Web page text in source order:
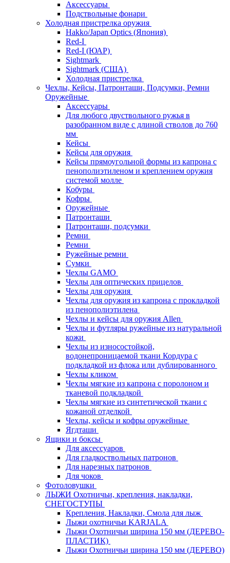
Аксессуары
Подствольные фонари
Холодная пристрелка оружия
Hakko/Japan Optics (Япония)
Red-I
Red-I (ЮАР)
Sightmark
Sightmark (США)
Холодная пристрелка
Чехлы, Кейсы, Патронташи, Подсумки, Ремни
Оружейные
Аксессуары
Для любого двуствольного ружья в
разобранном виде с длиной стволов до 760
мм
Кейсы
Кейсы для оружия
Кейсы прямоугольной формы из капрона с
пенополиэтиленом и креплением оружия
системой молле
Кобуры
Кофры
Оружейные
Патронташи
Патронташи, подсумки
Ремни
Ремни
Ружейные ремни
Сумки
Чехлы GAMO
Чехлы для оптических прицелов
Чехлы для оружия
Чехлы для оружия из капрона с прокладкой
из пенополиэтилена
Чехлы и кейсы для оружия Allen
Чехлы и футляры ружейные из натуральной
кожи
Чехлы из износостойкой,
водонепроницаемой ткани Кордура с
подкладкой из флока или дублированного
Чехлы кликом
Чехлы мягкие из капрона с поролоном и
тканевой подкладкой
Чехлы мягкие из синтетической ткани с
кожаной отделкой
Чехлы, кейсы и кофры оружейные
Ягдташи
Ящики и боксы
Для аксессуаров
Для гладкоствольных патронов
Для нарезных патронов
Для чоков
Фотоловушки
ЛЫЖИ Охотничьи, крепления, накладки,
СНЕГОСТУПЫ
Крепления, Накладки, Смола для лыж
Лыжи охотничьи KARJALA
Лыжи Охотничьи ширина 150 мм (ДЕРЕВО-
ПЛАСТИК)
Лыжи Охотничьи ширина 150 мм (ДЕРЕВО)